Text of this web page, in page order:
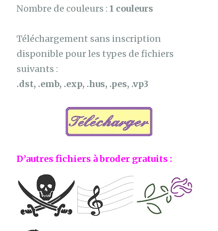
Nombre de couleurs :1 couleurs
Téléchargement sans inscription
disponible pour les types de fichiers
suivants :
.dst, .emb, .exp, .hus, .pes, .vp3
D’autres fichiers à broder gratuits :